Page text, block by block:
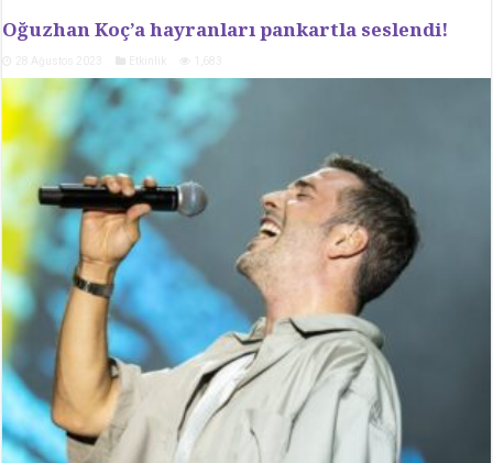
Oğuzhan Koç’a hayranları pankartla seslendi!